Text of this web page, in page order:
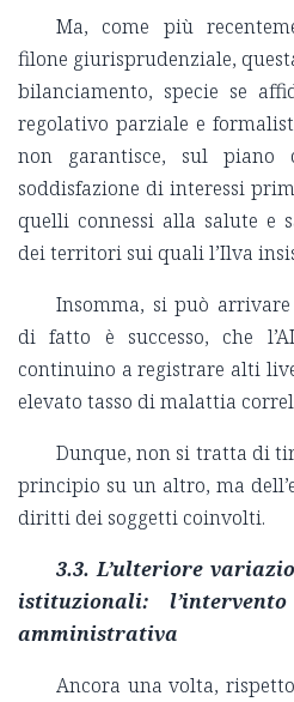
Ma, come più
filone giurisprudenziale,
bilanciamento, specie se
regolativo parziale e
non garantisce, sul piano
soddisfazione di interessi
quelli connessi alla salute e
dei territori sui quali l’Ilva
Insomma, si può
di fatto è successo, che
continuino a registrare alti
elevato tasso di malattia
Dunque, non si tratta di
principio su un altro, ma
diritti dei soggetti coinvolti.
3.3. L’ulteriore
istituzionali:
amministrativa
Ancora una volta,